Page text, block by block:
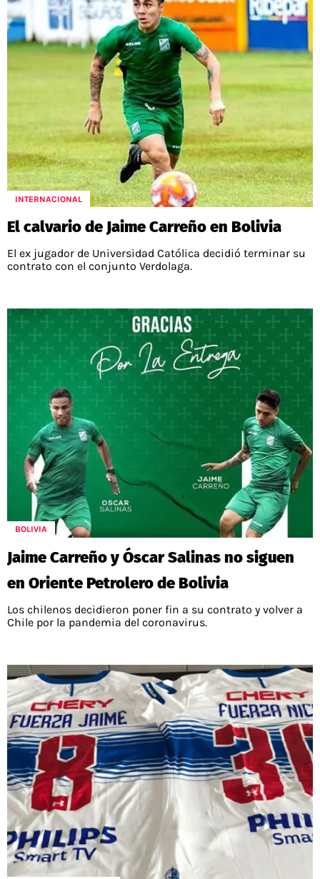
INTERNACIONAL
El calvario de Jaime Carreño en Bolivia
El ex jugador de Universidad Católica decidió terminar su
contrato con el conjunto Verdolaga.
BOLIVIA
Jaime Carreño y Óscar Salinas no siguen
en Oriente Petrolero de Bolivia
Los chilenos decidieron poner fin a su contrato y volver a
Chile por la pandemia del coronavirus.